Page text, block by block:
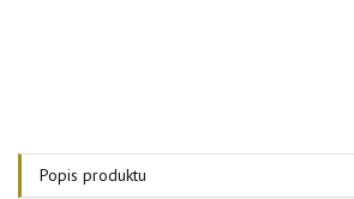
Popis produktu